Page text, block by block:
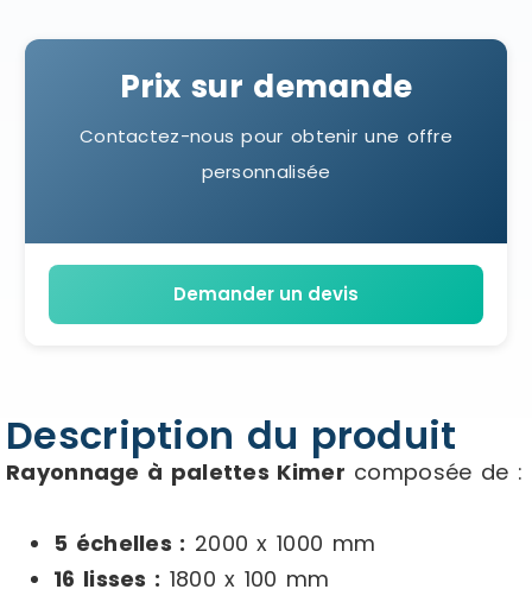
Prix sur demande
Contactez-nous pour obtenir une offre
personnalisée
Demander un devis
Description du produit
Rayonnage à palettes Kimer composée de :
5 échelles : 2000 x 1000 mm
16 lisses : 1800 x 100 mm